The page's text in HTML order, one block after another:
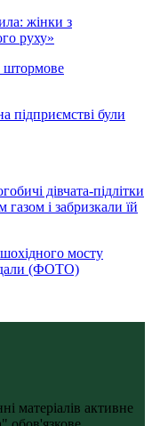
жінки з
руху»
штормове
підприємстві були
дівчата-підлітки
і забризкали їй
мосту
(ФОТО)
матеріалів активне